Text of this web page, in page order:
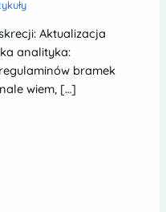
Aktualizacja
analityka:
bramek
wiem, […]